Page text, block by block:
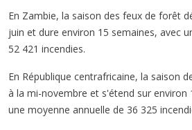
En Zambie, la saison des feux de forêt
juin et dure environ 15 semaines, avec
52 421 incendies.
En République centrafricaine, la saison
à la mi-novembre et s'étend sur environ
une moyenne annuelle de 36 325